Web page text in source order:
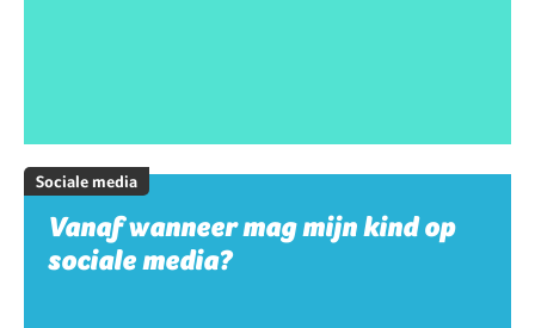
Sociale media
Vanaf wanneer mag mijn kind op
sociale media?